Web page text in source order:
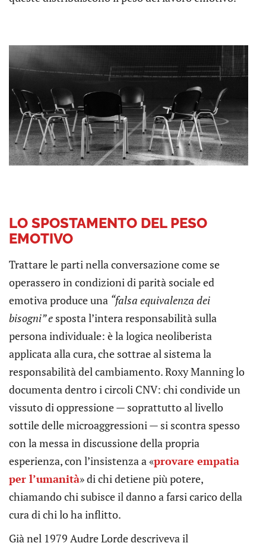
LO SPOSTAMENTO DEL PESO
EMOTIVO
Trattare le parti nella conversazione come se
operassero in condizioni di parità sociale ed
emotiva produce una “falsa equivalenza dei
bisogni” e sposta l’intera responsabilità sulla
persona individuale: è la logica neoliberista
applicata alla cura, che sottrae al sistema la
responsabilità del cambiamento. Roxy Manning lo
documenta dentro i circoli CNV: chi condivide un
vissuto di oppressione — soprattutto al livello
sottile delle microaggressioni — si scontra spesso
con la messa in discussione della propria
esperienza, con l’insistenza a «provare empatia
per l’umanità» di chi detiene più potere,
chiamando chi subisce il danno a farsi carico della
cura di chi lo ha inflitto.
Già nel 1979 Audre Lorde descriveva il